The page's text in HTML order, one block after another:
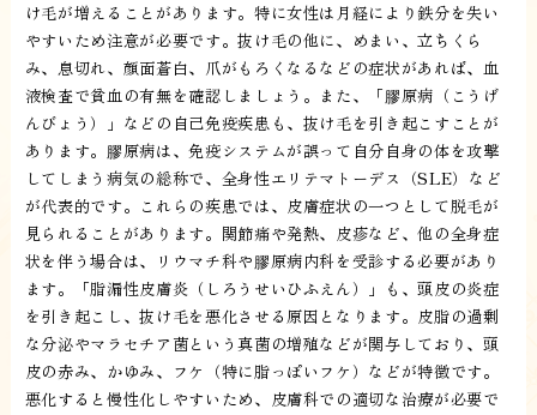
け毛が増えることがあります。特に女性は月経により鉄分を失い
やすいため注意が必要です。抜け毛の他に、めまい、立ちくら
み、息切れ、顔面蒼白、爪がもろくなるなどの症状があれば、血
液検査で貧血の有無を確認しましょう。また、「膠原病（こうげ
んびょう）」などの自己免疫疾患も、抜け毛を引き起こすことが
あります。膠原病は、免疫システムが誤って自分自身の体を攻撃
してしまう病気の総称で、全身性エリテマトーデス（SLE）など
が代表的です。これらの疾患では、皮膚症状の一つとして脱毛が
見られることがあります。関節痛や発熱、皮疹など、他の全身症
状を伴う場合は、リウマチ科や膠原病内科を受診する必要があり
ます。「脂漏性皮膚炎（しろうせいひふえん）」も、頭皮の炎症
を引き起こし、抜け毛を悪化させる原因となります。皮脂の過剰
な分泌やマラセチア菌という真菌の増殖などが関与しており、頭
皮の赤み、かゆみ、フケ（特に脂っぽいフケ）などが特徴です。
悪化すると慢性化しやすいため、皮膚科での適切な治療が必要で